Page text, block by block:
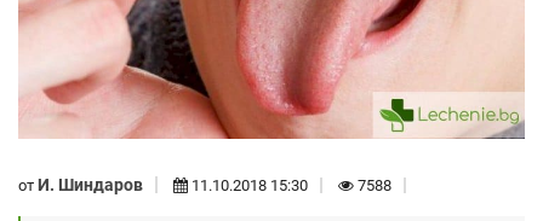
от И. Шиндаров 11.10.2018 15:30 7588